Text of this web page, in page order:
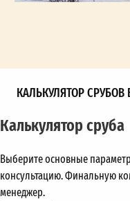
КАЛЬКУЛЯТОР СРУБОВ
Калькулятор сруба
Выберите основные
консультацию. Финальную
менеджер.